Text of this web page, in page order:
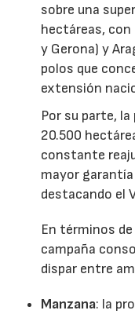
sobre una
hectáreas, con
y Gerona) y
polos que
extensión
Por su parte,
20.500
constante
mayor
destacando el
En términos
campaña
dispar entre
Manzana: la